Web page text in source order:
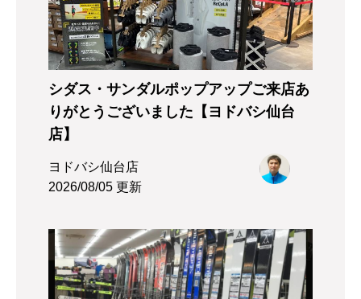
シダス・サンダルポップアップご来店あ
りがとうございました【ヨドバシ仙台
店】
ヨドバシ仙台店
2026/08/05 更新